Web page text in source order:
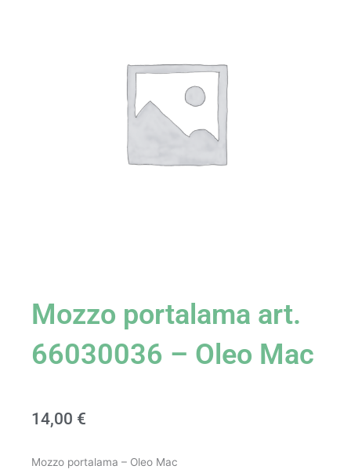
Mozzo portalama art.
66030036 – Oleo Mac
14,00 €
Mozzo portalama – Oleo Mac